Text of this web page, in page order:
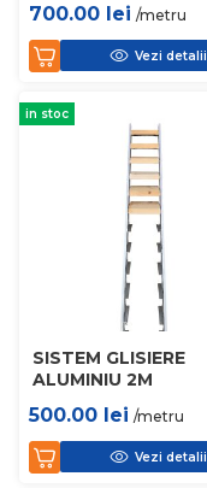
700.00 lei /metru
Vezi detalii
in stoc
SISTEM GLISIERE
ALUMINIU 2M
500.00 lei /metru
Vezi detalii